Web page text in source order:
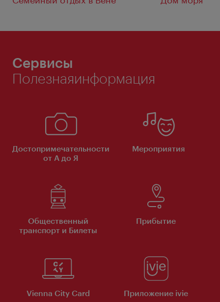
Сервисы
Полезнаяинформация
Достопримечательности
от А до Я
Мероприятия
Общественный
транспорт и Билеты
Прибытие
Vienna City Card Приложение ivie